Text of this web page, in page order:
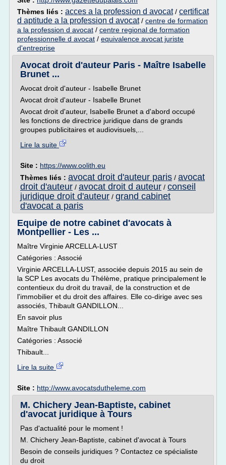
Thèmes liés : acces a la profession d avocat/ certificat
d aptitude a la profession d avocat/ centre de formation
a la profession d avocat / centre regional de formation
professionnelle d avocat / equivalence avocat juriste
d'entreprise
Avocat droit d'auteur Paris - Maître Isabelle
Brunet ...
Avocat droit d'auteur - Isabelle Brunet
Avocat droit d'auteur - Isabelle Brunet
Avocat droit d'auteur, Isabelle Brunet a d'abord occupé
les fonctions de directrice juridique dans de grands
groupes publicitaires et audiovisuels,...
Lire la suite
Site : https://www.oolith.eu
Thèmes liés : avocat droit d'auteur paris / avocat
droit d'auteur / avocat droit d auteur / conseil
juridique droit d'auteur / grand cabinet
d'avocat a paris
Equipe de notre cabinet d'avocats à
Montpellier - Les ...
Maître Virginie ARCELLA-LUST
Catégories : Associé
Virginie ARCELLA-LUST, associée depuis 2015 au sein de
la SCP Les avocats du Thélème, pratique principalement le
contentieux du droit du travail, de la construction et de
l'immobilier et du droit des affaires. Elle co-dirige avec ses
associés, Thibault GANDILLON...
En savoir plus
Maître Thibault GANDILLON
Catégories : Associé
Thibault...
Lire la suite
Site : http://www.avocatsdutheleme.com
M. Chichery Jean-Baptiste, cabinet
d'avocat juridique à Tours
Pas d'actualité pour le moment !
M. Chichery Jean-Baptiste, cabinet d'avocat à Tours
Besoin de conseils juridiques ? Contactez ce spécialiste
du droit